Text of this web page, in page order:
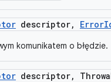
descriptor, Error
komunikatem o błędzie.
descriptor,